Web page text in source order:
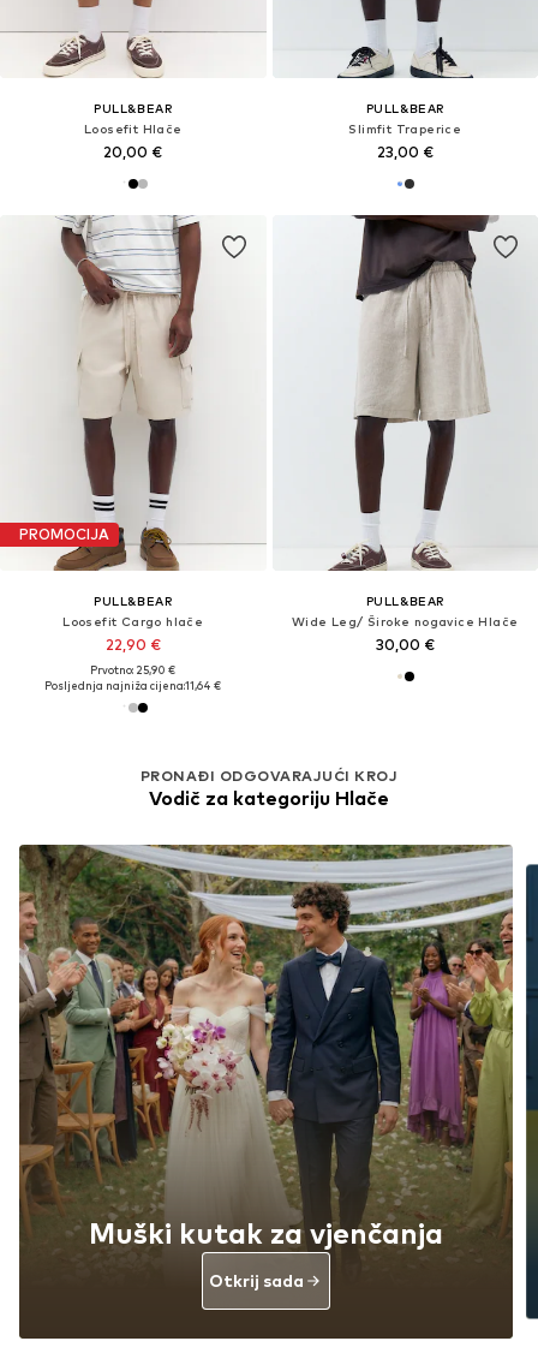
PULL&BEAR
Loosefit Hlače
20,00 €
PULL&BEAR
Slimfit Traperice
23,00 €
PROMOCIJA
PULL&BEAR
Loosefit Cargo hlače
22,90 €
Prvotno: 25,90 €
Posljednja najniža cijena:11,64 €
PULL&BEAR
Wide Leg/ Široke nogavice Hlače
30,00 €
PRONAĐI ODGOVARAJUĆI KROJ
Vodič za kategoriju Hlače
Tvoj vodič za hlače
Otkrij sada